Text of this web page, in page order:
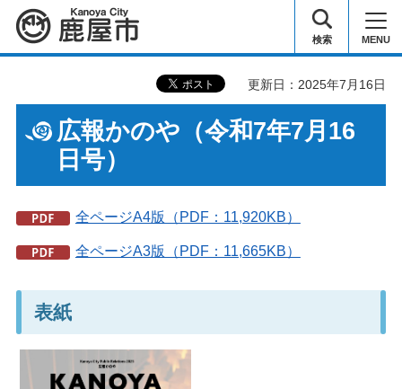
鹿屋市 検索 MENU
更新日：2025年7月16日
広報かのや（令和7年7月16
日号）
全ページA4版（PDF：11,920KB）
全ページA3版（PDF：11,665KB）
表紙